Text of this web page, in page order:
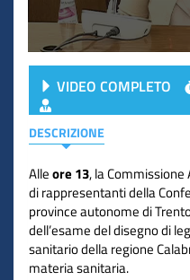
VIDEO COMPLETO
DESCRIZIONE
Alleore 13, la
di rappresentanti della
province autonome di
dell’esame del disegno di
sanitario della regione
materia sanitaria.